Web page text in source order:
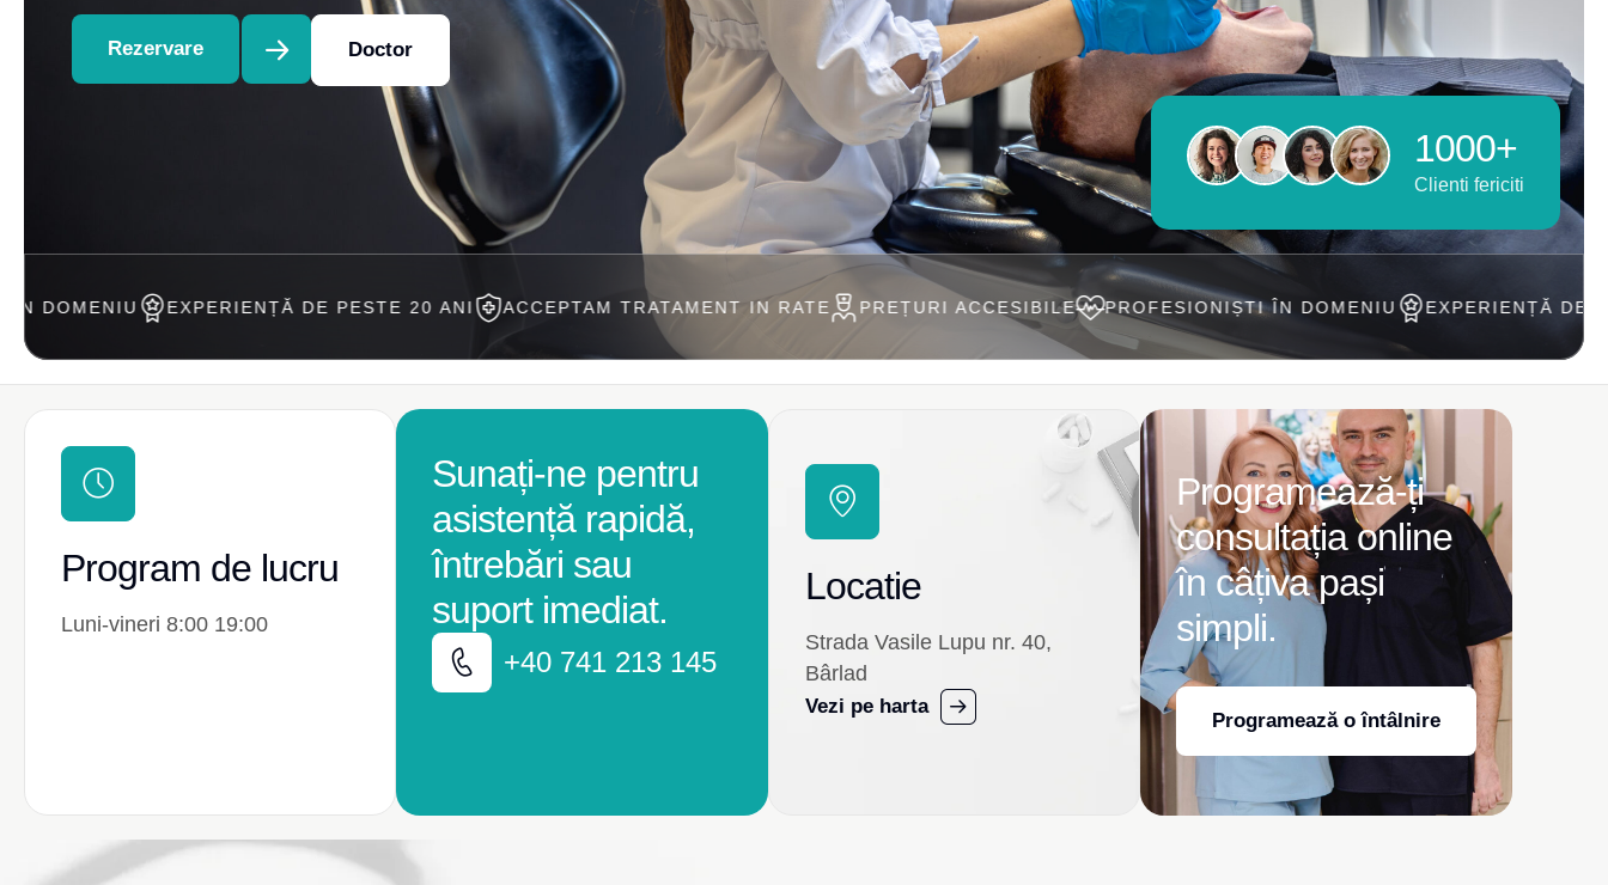
Rezervare Doctor
1000+
Clienti fericiti
EXPERIENȚĂ DE PESTE 20 ANI ACCEPTAM TRATAMENT IN RATE PREȚURI ACCESIBILE PROFESIONIȘTI ÎN DOMENIU EXPERIENȚĂ DE PESTE 20 ANI
Program de lucru
Luni-vineri 8:00 19:00
Sunați-ne pentru
asistență rapidă,
întrebări sau
suport imediat.
+40 741 213 145
Locatie
Strada Vasile Lupu nr. 40,
Bârlad
Vezi pe harta
Programează-ți
consultația online
în câțiva pași
simpli.
Programează o întâlnire